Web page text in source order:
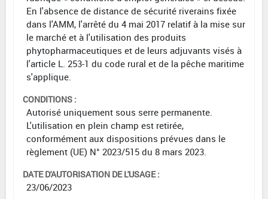
En l'absence de distance de sécurité riverains fixée
dans l'AMM, l'arrêté du 4 mai 2017 relatif à la mise sur
le marché et à l'utilisation des produits
phytopharmaceutiques et de leurs adjuvants visés à
l'article L. 253-1 du code rural et de la pêche maritime
s'applique.
CONDITIONS :
Autorisé uniquement sous serre permanente.
L'utilisation en plein champ est retirée,
conformément aux dispositions prévues dans le
règlement (UE) N° 2023/515 du 8 mars 2023.
DATE D'AUTORISATION DE L'USAGE :
23/06/2023